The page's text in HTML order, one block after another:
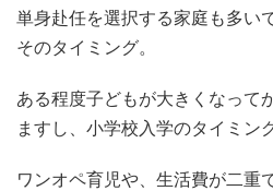
単身赴任を選択する家庭も多い
そのタイミング。
ある程度子どもが大きくなって
ますし、小学校入学のタイミン
ワンオペ育児や、生活費が二重